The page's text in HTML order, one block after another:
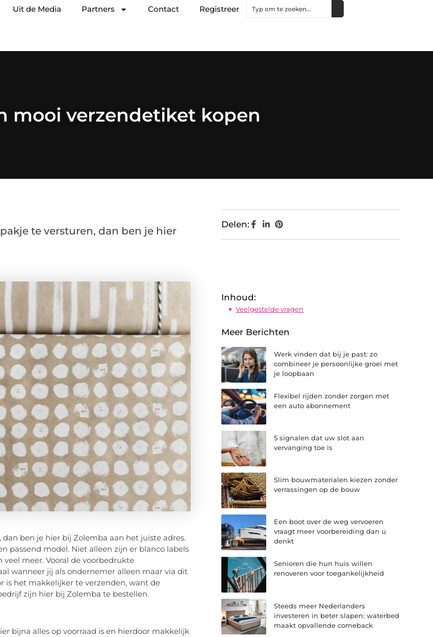
Uit de Media Partners Contact Registreer
mooi verzendetiket kopen
te versturen, dan ben je hier
ben je hier bij Zolemba aan het juiste adres.
passend model. Niet alleen zijn er blanco labels
veel meer. Vooral de voorbedrukte
wanneer jij als ondernemer alleen maar via dit
is het makkelijker te verzenden, want de
zijn hier bij Zolemba te bestellen.
bijna alles op voorraad is en hierdoor makkelijk
Delen:
Inhoud:
Veelgestelde vragen
Meer Berichten
Werk vinden dat bij je past: zo
combineer je persoonlijke groei met
je loopbaan
Flexibel rijden zonder zorgen met
een auto abonnement
5 signalen dat uw slot aan
vervanging toe is
Slim bouwmaterialen kiezen zonder
verrassingen op de bouw
Een boot over de weg vervoeren
vraagt meer voorbereiding dan u
denkt
Senioren die hun huis willen
renoveren voor toegankelijkheid
Steeds meer Nederlanders
investeren in beter slapen: waterbed
maakt opvallende comeback